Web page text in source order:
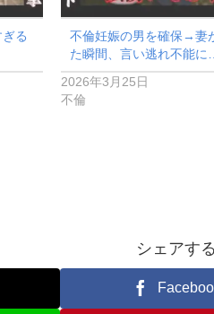
る
不倫妊娠の男を確保→妻
た瞬間、言い逃れ不能に
2026年3月25日
不倫
シェアする